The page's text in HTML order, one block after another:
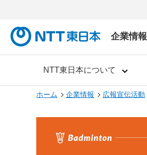
企業情報
NTT東日本について
ホーム 企業情報 広報宣伝活動